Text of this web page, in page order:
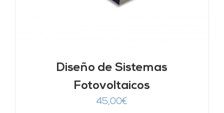
Diseño de Sistemas
Fotovoltaicos
45,00€